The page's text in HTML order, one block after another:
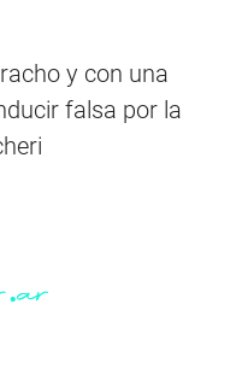
y con una
falsa por la